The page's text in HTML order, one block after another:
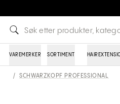
VAREMERKER SORTIMENT
/ SCHWARZKOPF PROFESSIONAL